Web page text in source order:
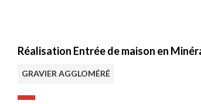
Réalisation Entrée de maison en
GRAVIER AGGLOMÉRÉ